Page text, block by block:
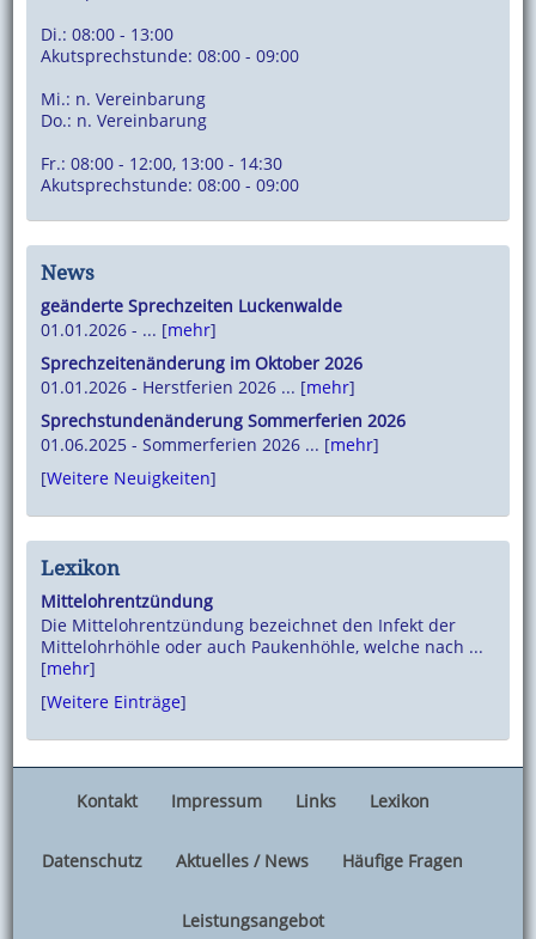
Di.: 08:00 - 13:00
Akutsprechstunde: 08:00 - 09:00
Mi.: n. Vereinbarung
Do.: n. Vereinbarung
Fr.: 08:00 - 12:00, 13:00 - 14:30
Akutsprechstunde: 08:00 - 09:00
News
geänderte Sprechzeiten Luckenwalde
01.01.2026 - ... [mehr]
Sprechzeitenänderung im Oktober 2026
01.01.2026 - Herstferien 2026 ... [mehr]
Sprechstundenänderung Sommerferien 2026
01.06.2025 - Sommerferien 2026 ... [mehr]
[Weitere Neuigkeiten]
Lexikon
Mittelohrentzündung
Die Mittelohrentzündung bezeichnet den Infekt der
Mittelohrhöhle oder auch Paukenhöhle, welche nach ...
[mehr]
[Weitere Einträge]
Kontakt Impressum Links Lexikon
Datenschutz Aktuelles / News Häufige Fragen
Leistungsangebot